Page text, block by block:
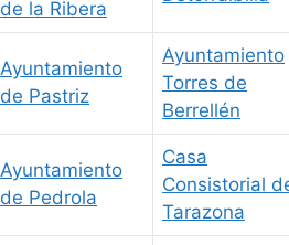
de la Ribera
Ayuntamiento
de Pastriz
Ayuntamiento
Torres de
Berrellén
Ayuntamiento
de Pedrola
Casa
Consistorial
Tarazona